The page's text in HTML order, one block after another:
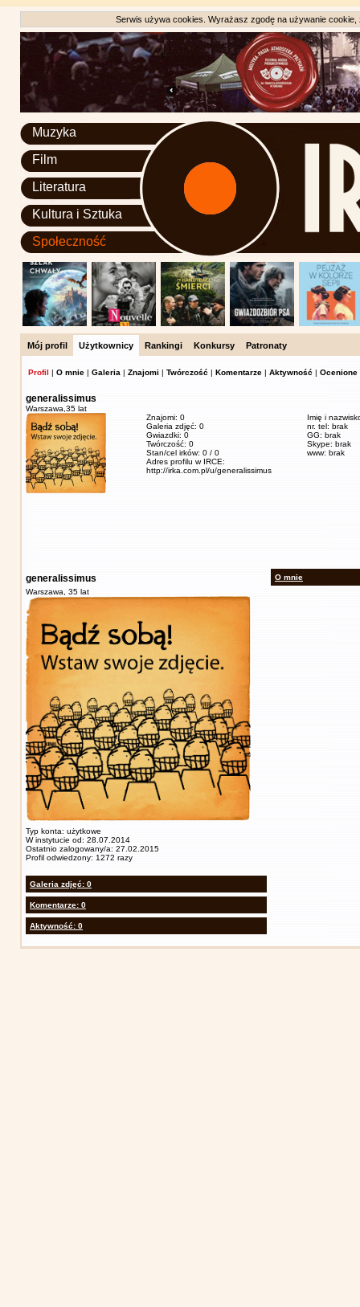
Serwis używa cookies. Wyrażasz zgodę na używanie
Muzyka
Film
Literatura
Kultura i Sztuka
Społeczność
Mój profil Użytkownicy Rankingi Konkursy Patronaty
Profil | O mnie | Galeria | Znajomi | Twórczość | Komentarze | Aktywność | Ocenione
generalissimus
Warszawa, 35 lat
Znajomi: 0
Galeria zdjęć: 0
Gwiazdki: 0
Twórczość: 0
Stan/cel irków: 0 / 0
Adres profilu w IRCE:
http://irka.com.pl/u/generalissimus
Imię i
nr. tel: brak
GG: brak
Skype: brak
www: brak
generalissimus
Warszawa, 35 lat
Typ konta: użytkowe
W instytucie od: 28.07.2014
Ostatnio zalogowany/a: 27.02.2015
Profil odwiedzony: 1272 razy
Galeria zdjęć: 0
Komentarze: 0
Aktywność: 0
O mnie